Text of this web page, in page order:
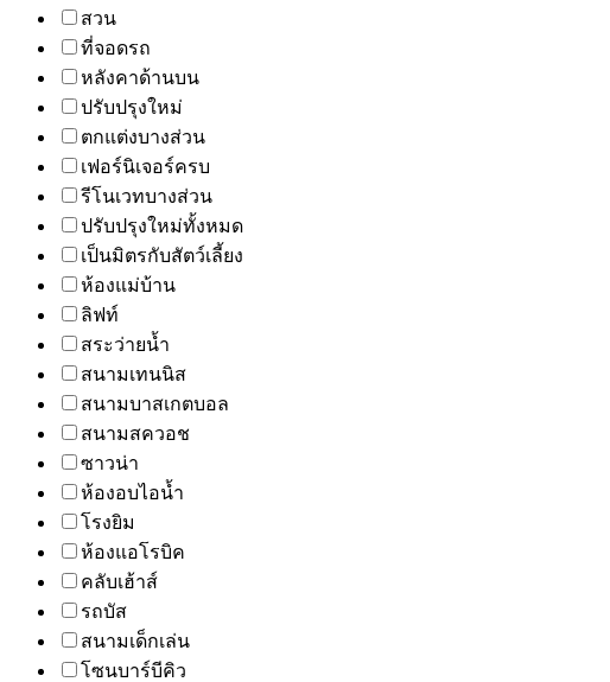
สวน
ที่จอดรถ
หลังคาด้านบน
ปรับปรุงใหม่
ตกแต่งบางส่วน
เฟอร์นิเจอร์ครบ
รีโนเวทบางส่วน
ปรับปรุงใหม่ทั้งหมด
เป็นมิตรกับสัตว์เลี้ยง
ห้องแม่บ้าน
ลิฟท์
สระว่ายน้ำ
สนามเทนนิส
สนามบาสเกตบอล
สนามสควอช
ซาวน่า
ห้องอบไอน้ำ
โรงยิม
ห้องแอโรบิค
คลับเฮ้าส์
รถบัส
สนามเด็กเล่น
โซนบาร์บีคิว